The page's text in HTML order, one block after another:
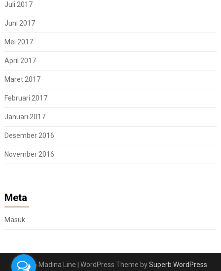
Juli 2017
Juni 2017
Mei 2017
April 2017
Maret 2017
Februari 2017
Januari 2017
Desember 2016
November 2016
Meta
Masuk
© 2026 Madina Line | WordPress Theme bySuperb WordPress